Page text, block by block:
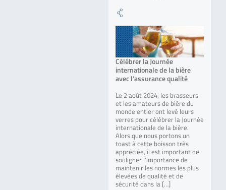
Célébrer la Journée
internationale de la bière
avec l’assurance qualité
Le 2 août 2024, les brasseurs
et les amateurs de bière du
monde entier ont levé leurs
verres pour célébrer la Journée
internationale de la bière.
Alors que nous portons un
toast à cette boisson très
appréciée, il est important de
souligner l’importance de
maintenir les normes les plus
élevées de qualité et de
sécurité dans la […]